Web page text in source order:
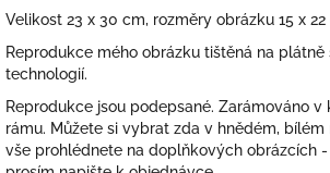
Velikost 23 x 30 cm, rozměry obrázku 15 x 22
Reprodukce mého obrázku tištěná na plátně
technologií.
Reprodukce jsou podepsané. Zarámováno v
rámu. Můžete si vybrat zda v hnědém,
vše prohlédnete na doplňkových obrázcích